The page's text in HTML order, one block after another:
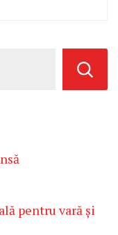
pentru vară și